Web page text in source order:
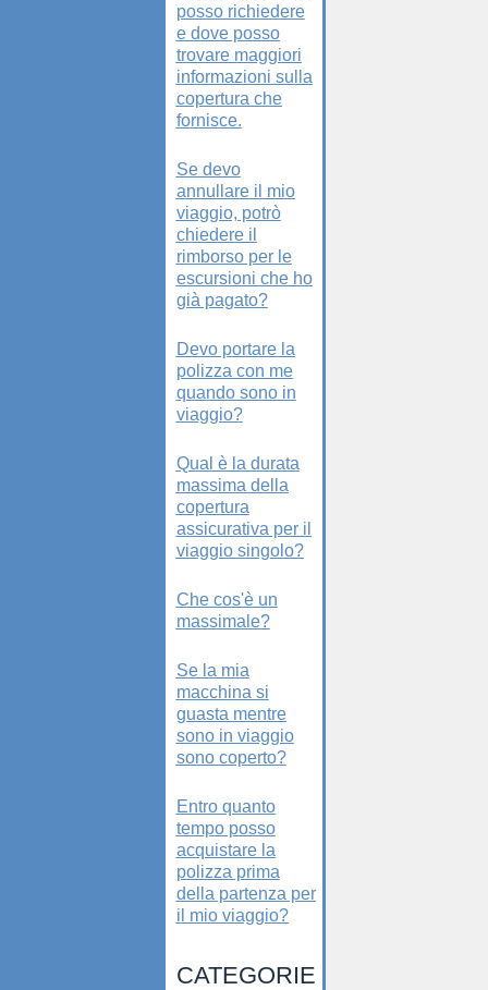
posso richiedere
e dove posso
trovare maggiori
informazioni sulla
copertura che
fornisce.
Se devo
annullare il mio
viaggio, potrò
chiedere il
rimborso per le
escursioni che ho
già pagato?
Devo portare la
polizza con me
quando sono in
viaggio?
Qual è la durata
massima della
copertura
assicurativa per il
viaggio singolo?
Che cos'è un
massimale?
Se la mia
macchina si
guasta mentre
sono in viaggio
sono coperto?
Entro quanto
tempo posso
acquistare la
polizza prima
della partenza per
il mio viaggio?
CATEGORIE